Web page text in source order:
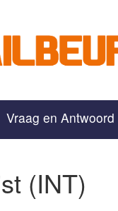
Vraag en Antwoord
(INT)